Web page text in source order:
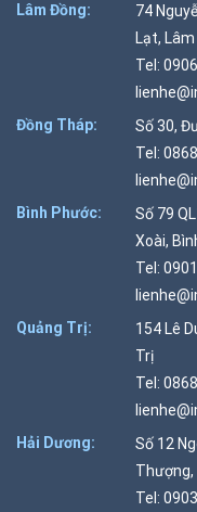
Lâm Đồng:
74
Lạt,
Tel:
Đồng Tháp:
Số 30,
Tel:
Bình Phước:
Số 79
Xoài,
Tel:
Quảng Trị:
154 Lê
Trị
Tel:
Hải Dương:
Số 12
Thượng,
Tel: